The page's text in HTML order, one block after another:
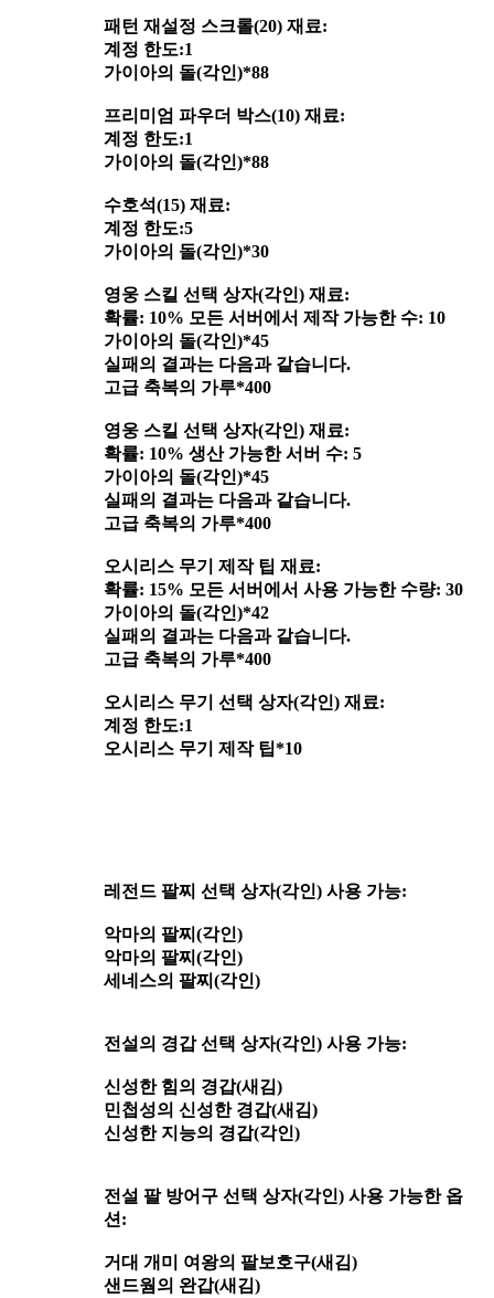
패턴 재설정 스크롤(20) 재료:
계정 한도:1
가이아의 돌(각인)*88
프리미엄 파우더 박스(10) 재료:
계정 한도:1
가이아의 돌(각인)*88
수호석(15) 재료:
계정 한도:5
가이아의 돌(각인)*30
영웅 스킬 선택 상자(각인) 재료:
확률: 10% 모든 서버에서 제작 가능한 수: 10
가이아의 돌(각인)*45
실패의 결과는 다음과 같습니다.
고급 축복의 가루*400
영웅 스킬 선택 상자(각인) 재료:
확률: 10% 생산 가능한 서버 수: 5
가이아의 돌(각인)*45
실패의 결과는 다음과 같습니다.
고급 축복의 가루*400
오시리스 무기 제작 팁 재료:
확률: 15% 모든 서버에서 사용 가능한 수량: 30
가이아의 돌(각인)*42
실패의 결과는 다음과 같습니다.
고급 축복의 가루*400
오시리스 무기 선택 상자(각인) 재료:
계정 한도:1
오시리스 무기 제작 팁*10
레전드 팔찌 선택 상자(각인) 사용 가능:
악마의 팔찌(각인)
악마의 팔찌(각인)
세네스의 팔찌(각인)
전설의 경갑 선택 상자(각인) 사용 가능:
신성한 힘의 경갑(새김)
민첩성의 신성한 경갑(새김)
신성한 지능의 경갑(각인)
전설 팔 방어구 선택 상자(각인) 사용 가능한 옵
션:
거대 개미 여왕의 팔보호구(새김)
샌드웜의 완갑(새김)